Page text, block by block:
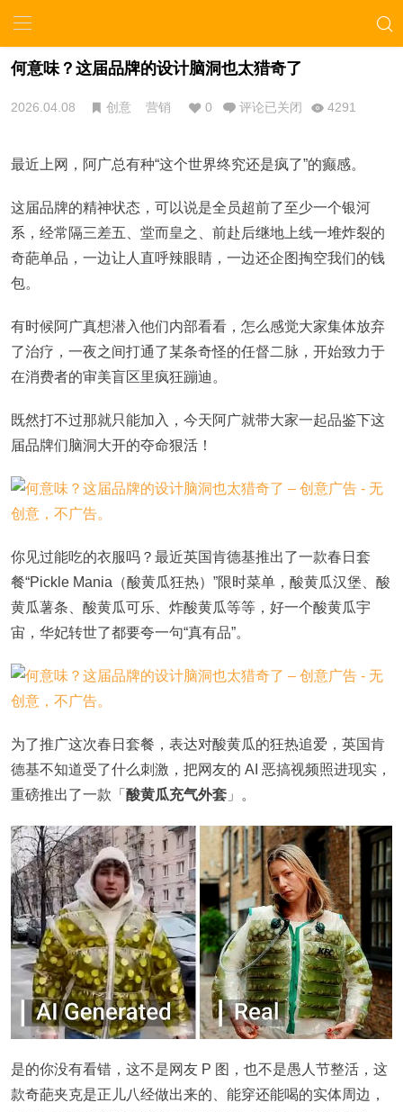
何意味？这届品牌的设计脑洞也太猎奇了
2026.04.08 创意 营销 0 评论已关闭 4291
最近上网，阿广总有种“这个世界终究还是疯了”的癫感。
这届品牌的精神状态，可以说是全员超前了至少一个银河
系，经常隔三差五、堂而皇之、前赴后继地上线一堆炸裂的
奇葩单品，一边让人直呼辣眼睛，一边还企图掏空我们的钱
包。
有时候阿广真想潜入他们内部看看，怎么感觉大家集体放弃
了治疗，一夜之间打通了某条奇怪的任督二脉，开始致力于
在消费者的审美盲区里疯狂蹦迪。
既然打不过那就只能加入，今天阿广就带大家一起品鉴下这
届品牌们脑洞大开的夺命狠活！
你见过能吃的衣服吗？最近英国肯德基推出了一款春日套
餐“Pickle Mania（酸黄瓜狂热）”限时菜单，酸黄瓜汉堡、酸
黄瓜薯条、酸黄瓜可乐、炸酸黄瓜等等，好一个酸黄瓜宇
宙，华妃转世了都要夸一句“真有品”。
为了推广这次春日套餐，表达对酸黄瓜的狂热追爱，英国肯
德基不知道受了什么刺激，把网友的 AI 恶搞视频照进现实，
重磅推出了一款「 酸黄瓜充气外套 」。
是的你没有看错，这不是网友 P 图，也不是愚人节整活，这
款奇葩夹克是正儿八经做出来的、能穿还能喝的实体周边，